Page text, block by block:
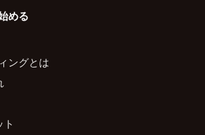
める
ングとは
ト